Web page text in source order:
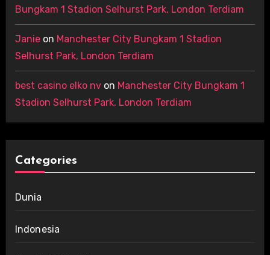
Bungkam 1 Stadion Selhurst Park, London Terdiam
Janieon Manchester City Bungkam 1 Stadion
Selhurst Park, London Terdiam
best casino elko nvon Manchester City Bungkam 1
Stadion Selhurst Park, London Terdiam
Categories
Dunia
Indonesia